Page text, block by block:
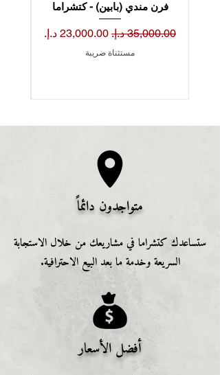
فرن مندي (بابين) - كتشراما
سعر عادي سعر البيع
مستثناة ضريبة
متواجدون دائماً
ستساعدك كتشراما في مشاريعك من خلال الاستجابة
السريعة وخدمة ما بعد البيع الاحترافية.
أفضل الأسعار